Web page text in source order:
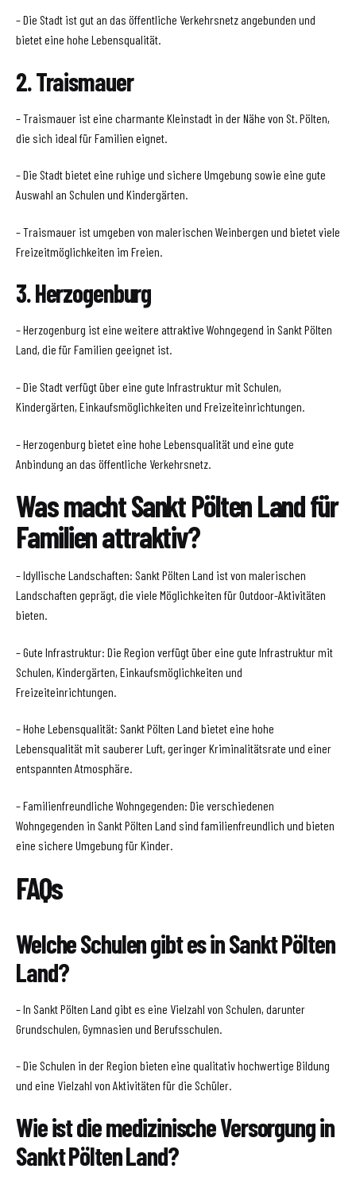
– Die Stadt ist gut an das öffentliche Verkehrsnetz angebunden und
bietet eine hohe Lebensqualität.
2. Traismauer
– Traismauer ist eine charmante Kleinstadt in der Nähe von St. Pölten,
die sich ideal für Familien eignet.
– Die Stadt bietet eine ruhige und sichere Umgebung sowie eine gute
Auswahl an Schulen und Kindergärten.
– Traismauer ist umgeben von malerischen Weinbergen und bietet viele
Freizeitmöglichkeiten im Freien.
3. Herzogenburg
– Herzogenburg ist eine weitere attraktive Wohngegend in Sankt Pölten
Land, die für Familien geeignet ist.
– Die Stadt verfügt über eine gute Infrastruktur mit Schulen,
Kindergärten, Einkaufsmöglichkeiten und Freizeiteinrichtungen.
– Herzogenburg bietet eine hohe Lebensqualität und eine gute
Anbindung an das öffentliche Verkehrsnetz.
Was macht Sankt Pölten Land für
Familien attraktiv?
– Idyllische Landschaften: Sankt Pölten Land ist von malerischen
Landschaften geprägt, die viele Möglichkeiten für Outdoor-Aktivitäten
bieten.
– Gute Infrastruktur: Die Region verfügt über eine gute Infrastruktur mit
Schulen, Kindergärten, Einkaufsmöglichkeiten und
Freizeiteinrichtungen.
– Hohe Lebensqualität: Sankt Pölten Land bietet eine hohe
Lebensqualität mit sauberer Luft, geringer Kriminalitätsrate und einer
entspannten Atmosphäre.
– Familienfreundliche Wohngegenden: Die verschiedenen
Wohngegenden in Sankt Pölten Land sind familienfreundlich und bieten
eine sichere Umgebung für Kinder.
FAQs
Welche Schulen gibt es in Sankt Pölten
Land?
– In Sankt Pölten Land gibt es eine Vielzahl von Schulen, darunter
Grundschulen, Gymnasien und Berufsschulen.
– Die Schulen in der Region bieten eine qualitativ hochwertige Bildung
und eine Vielzahl von Aktivitäten für die Schüler.
Wie ist die medizinische Versorgung in
Sankt Pölten Land?